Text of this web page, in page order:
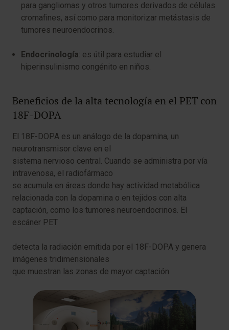
para gangliomas y otros tumores derivados de células
cromafines, así como para monitorizar metástasis de
tumores neuroendocrinos.
Endocrinología: es útil para estudiar el
hiperinsulinismo congénito en niños.
Beneficios de la alta tecnología en el PET con
18F-DOPA
El 18F-DOPA es un análogo de la dopamina, un
neurotransmisor clave en el
sistema nervioso central. Cuando se administra por vía
intravenosa, el radiofármaco
se acumula en áreas donde hay actividad metabólica
relacionada con la dopamina o en tejidos con alta
captación, como los tumores neuroendocrinos. El
escáner PET
detecta la radiación emitida por el 18F-DOPA y genera
imágenes tridimensionales
que muestran las zonas de mayor captación.